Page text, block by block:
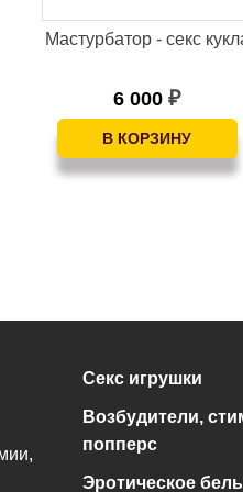
Мастурбатор - секс
6 000 ₽
Секс игрушки
Возбудители,
попперс
Эротическое